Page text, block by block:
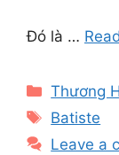
Đó là …
Thương
Tags
Batiste
Leave a